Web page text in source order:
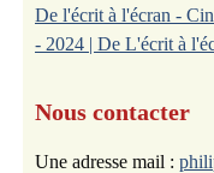
De l'écrit à l'écran -
- 2024 | De L'écrit à
Nous contacter
Une adresse mail :